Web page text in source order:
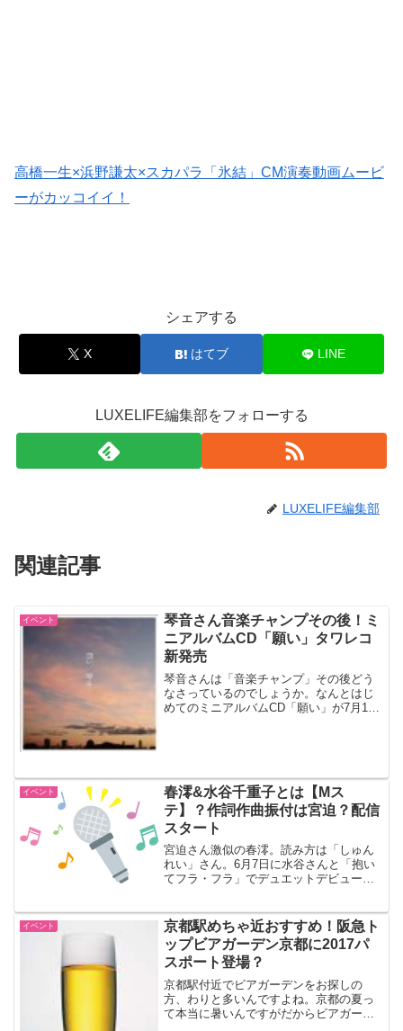
高橋一生×浜野謙太×スカパラ「氷結」CM演奏動画ムービ
ーがカッコイイ！
シェアする
X はてブ LINE
LUXELIFE編集部をフォローする
LUXELIFE編集部
関連記事
イベント
琴音さん音楽チャンプその後！ミ
ニアルバムCD「願い」タワレコ
新発売
琴音さんは「音楽チャンプ」その後どう
なさっているのでしょうか。なんとはじ
めてのミニアルバムCD「願い」が7月11
イベント
春澪&水谷千重子とは【Mス
テ】？作詞作曲振付は宮迫？配信
スタート
宮迫さん激似の春澪。読み方は「しゅん
れい」さん。6月7日に水谷さんと「抱い
てフラ・フラ」でデュエットデビュー、
スゴイですね。作詞作曲振付は誰なので
しょうか。
イベント
京都駅めちゃ近おすすめ！阪急ト
ップビアガーデン京都に2017パ
スポート登場？
京都駅付近でビアガーデンをお探しの
方、わりと多いんですよね。京都の夏っ
て本当に暑いんですがだからビアガーデ